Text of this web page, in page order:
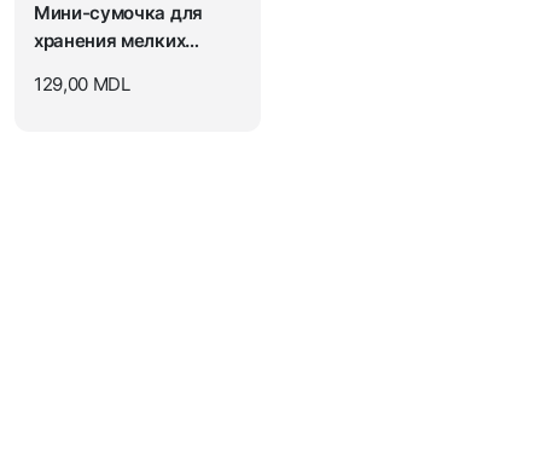
Мини-сумочка для
хранения мелких
129,00 MDL